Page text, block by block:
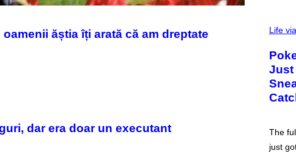
ăștia îți arată că am dreptate
dar era doar un executant
I
O
K
E
M
O
N
D
D
Life via
Just
The
just